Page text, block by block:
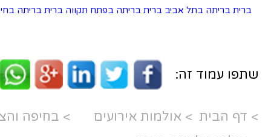
בריתה בפתח תקווה ברית בריתה בחיפה ברית בריתה בירושלים
אירועים
> בחיפה והצפון